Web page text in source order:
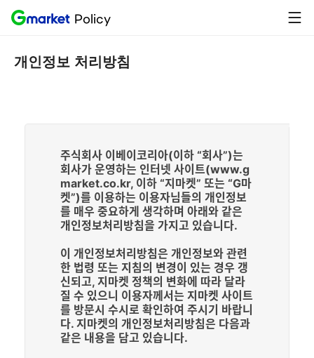
개인정보 처리방침
G
마
Policy
개인정보 처리방침
주식회사 이베이코리아(이하 “회사”)는
회사가 운영하는 인터넷 사이트(www.g
market.co.kr, 이하 “지마켓” 또는 “G마
켓”)를 이용하는 이용자님들의 개인정보
를 매우 중요하게 생각하며 아래와 같은
개인정보처리방침을 가지고 있습니다.
이 개인정보처리방침은 개인정보와 관련
한 법령 또는 지침의 변경이 있는 경우 갱
신되고, 지마켓 정책의 변화에 따라 달라
질 수 있으니 이용자께서는 지마켓 사이트
를 방문시 수시로 확인하여 주시기 바랍니
다. 지마켓의 개인정보처리방침은 다음과
같은 내용을 담고 있습니다.